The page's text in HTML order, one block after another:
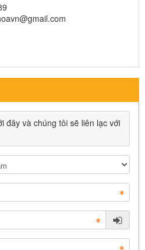
đây và chúng tôi sẽ liên lạc với